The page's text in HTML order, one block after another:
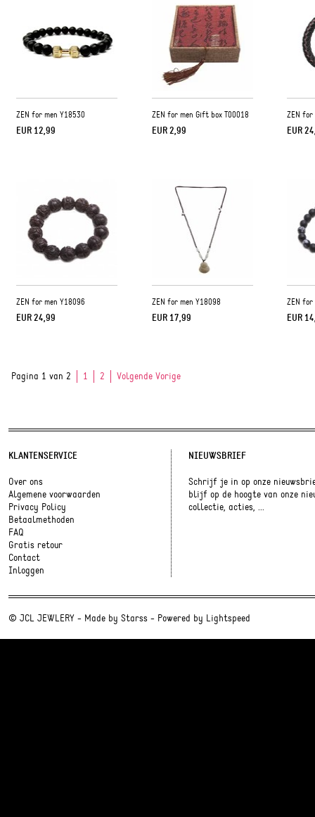
ZEN for men Y18530
EUR 12,99
ZEN for men Gift box T00018
EUR 2,99
ZEN for
EUR
ZEN for men Y18096
EUR 24,99
ZEN for men Y18098
EUR 17,99
ZEN for
EUR
Pagina 1 van 2 1 2 Volgende Vorige
KLANTENSERVICE
Over ons
Algemene voorwaarden
Privacy Policy
Betaalmethoden
FAQ
Gratis retour
Contact
Inloggen
NIEUWSBRIEF
Schrijf je in op onze
blijf op de hoogte van onze
collectie, acties, ...
© JCL JEWLERY - Made by Starss - Powered by Lightspeed